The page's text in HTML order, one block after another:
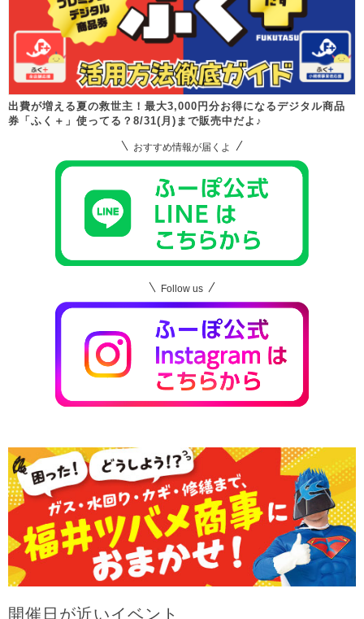
出費が増える夏の救世主！最大3,000円分お得になるデジタル商品
券「ふく＋」使ってる？8/31(月)まで販売中だよ♪
おすすめ情報が届くよ
Follow us
開催日が近いイベント